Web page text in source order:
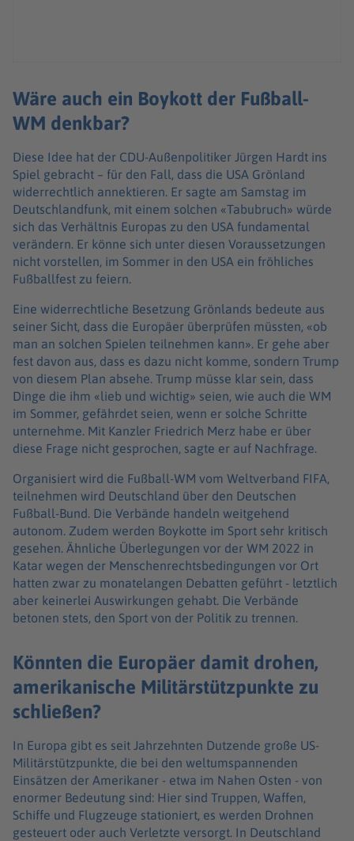
Wäre auch ein Boykott der Fußball-
WM denkbar?
Diese Idee hat der CDU-Außenpolitiker Jürgen Hardt ins
Spiel gebracht – für den Fall, dass die USA Grönland
widerrechtlich annektieren. Er sagte am Samstag im
Deutschlandfunk, mit einem solchen «Tabubruch» würde
sich das Verhältnis Europas zu den USA fundamental
verändern. Er könne sich unter diesen Voraussetzungen
nicht vorstellen, im Sommer in den USA ein fröhliches
Fußballfest zu feiern.
Eine widerrechtliche Besetzung Grönlands bedeute aus
seiner Sicht, dass die Europäer überprüfen müssten, «ob
man an solchen Spielen teilnehmen kann». Er gehe aber
fest davon aus, dass es dazu nicht komme, sondern Trump
von diesem Plan absehe. Trump müsse klar sein, dass
Dinge die ihm «lieb und wichtig» seien, wie auch die WM
im Sommer, gefährdet seien, wenn er solche Schritte
unternehme. Mit Kanzler Friedrich Merz habe er über
diese Frage nicht gesprochen, sagte er auf Nachfrage.
Organisiert wird die Fußball-WM vom Weltverband FIFA,
teilnehmen wird Deutschland über den Deutschen
Fußball-Bund. Die Verbände handeln weitgehend
autonom. Zudem werden Boykotte im Sport sehr kritisch
gesehen. Ähnliche Überlegungen vor der WM 2022 in
Katar wegen der Menschenrechtsbedingungen vor Ort
hatten zwar zu monatelangen Debatten geführt - letztlich
aber keinerlei Auswirkungen gehabt. Die Verbände
betonen stets, den Sport von der Politik zu trennen.
Könnten die Europäer damit drohen,
amerikanische Militärstützpunkte zu
schließen?
In Europa gibt es seit Jahrzehnten Dutzende große US-
Militärstützpunkte, die bei den weltumspannenden
Einsätzen der Amerikaner - etwa im Nahen Osten - von
enormer Bedeutung sind: Hier sind Truppen, Waffen,
Schiffe und Flugzeuge stationiert, es werden Drohnen
gesteuert oder auch Verletzte versorgt. In Deutschland